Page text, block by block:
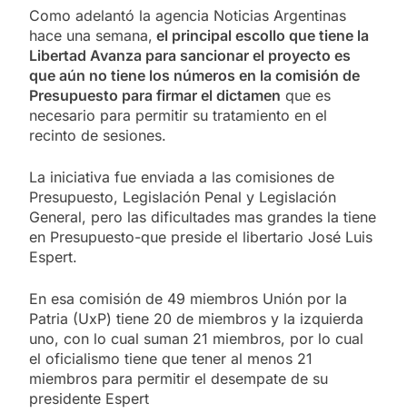
Como adelantó la agencia Noticias Argentinas
hace una semana, el principal escollo que tiene la
Libertad Avanza para sancionar el proyecto es
que aún no tiene los números en la comisión de
Presupuesto para firmar el dictamen que es
necesario para permitir su tratamiento en el
recinto de sesiones.
La iniciativa fue enviada a las comisiones de
Presupuesto, Legislación Penal y Legislación
General, pero las dificultades mas grandes la tiene
en Presupuesto-que preside el libertario José Luis
Espert.
En esa comisión de 49 miembros Unión por la
Patria (UxP) tiene 20 de miembros y la izquierda
uno, con lo cual suman 21 miembros, por lo cual
el oficialismo tiene que tener al menos 21
miembros para permitir el desempate de su
presidente Espert